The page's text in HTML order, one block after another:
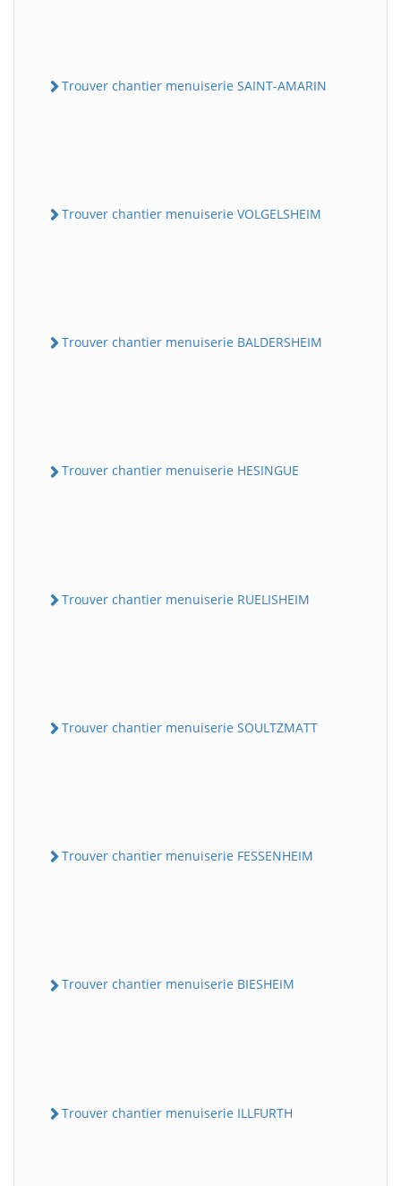
Trouver chantier menuiserie SAINT-AMARIN
Trouver chantier menuiserie VOLGELSHEIM
Trouver chantier menuiserie BALDERSHEIM
Trouver chantier menuiserie HESINGUE
Trouver chantier menuiserie RUELISHEIM
Trouver chantier menuiserie SOULTZMATT
Trouver chantier menuiserie FESSENHEIM
Trouver chantier menuiserie BIESHEIM
Trouver chantier menuiserie ILLFURTH